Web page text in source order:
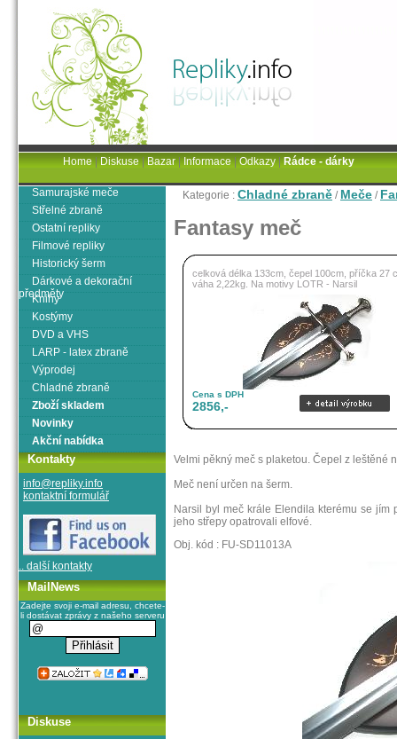
Kategorie : Chladné zbraně / Meče /
Fantasy meč
celková délka 133cm, čepel 100cm, příčka 27
váha 2,22kg. Na motivy LOTR - Narsil
Cena s DPH
2856,-
Velmi pěkný meč s plaketou. Čepel z leštěné
Meč není určen na šerm.
Narsil byl meč krále Elendila kterému se
jeho střepy opatrovali elfové.
Obj. kód : FU-SD11013A
Samurajské meče
Střelné zbraně
Ostatní repliky
Filmové repliky
Historický šerm
Dárkové a dekorační
předměty
Knihy
Kostýmy
DVD a VHS
LARP - latex zbraně
Výprodej
Chladné zbraně
Zboží skladem
Novinky
Akční nabídka
Kontakty
info@repliky.info
kontaktní formulář
.. další kontakty
MailNews
Zadejte svoji e-mail adresu, chcete-
li dostávat zprávy z našeho serveru
Diskuse
Home|Diskuse|Bazar|Informace|Odkazy|Rádce - dárky